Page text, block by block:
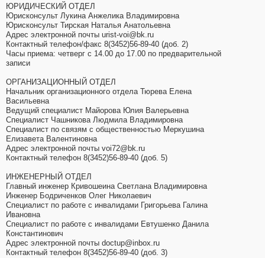
ЮРИДИЧЕСКИЙ ОТДЕЛ
Юрисконсульт Лукина Анжелика Владимировна
Юрисконсульт Тирская Наталья Анатольевна
Адрес электронной почты urist-voi@bk.ru
Контактный телефон/факс 8(3452)56-89-40 (доб. 2)
Часы приема: четверг с 14.00 до 17.00 по предварительной
записи
ОРГАНИЗАЦИОННЫЙ ОТДЕЛ
Начальник организационного отдела Тюрева Елена
Васильевна
Ведущий специалист Майорова Юлия Валерьевна
Специалист Чашникова Людмила Владимировна
Специалист по связям с общественностью Меркушина
Елизавета Валентиновна
Адрес электронной почты voi72@bk.ru
Контактный телефон 8(3452)56-89-40 (доб. 5)
ИНЖЕНЕРНЫЙ ОТДЕЛ
Главный инженер Кривошеина Светлана Владимировна
Инженер Бодриченков Олег Николаевич
Специалист по работе с инвалидами Григорьева Галина
Ивановна
Специалист по работе с инвалидами Евтушенко Данила
Константинович
Адрес электронной почты doctup@inbox.ru
Контактный телефон 8(3452)56-89-40 (доб. 3)